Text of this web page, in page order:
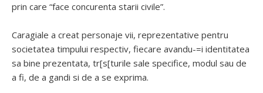
prin care “face concurenta starii civile”.
Caragiale a creat personaje vii, reprezentative pentru
societatea timpului respectiv, fiecare avandu-=i identitatea
sa bine prezentata, tr[s[turile sale specifice, modul sau de
a fi, de a gandi si de a se exprima.